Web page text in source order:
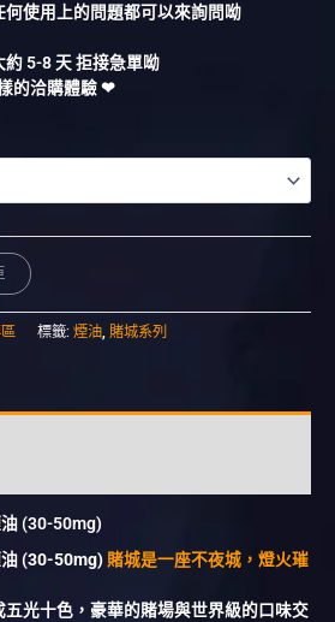
何使用上的問題都可以來詢問呦
5-8 天 拒接急單呦
的洽購體驗 ❤︎
標籤: 煙油, 賭城系列
(30-50mg)
(30-50mg) 賭城是一座不夜城，燈火璀
光十色，豪華的賭場與世界級的口味交